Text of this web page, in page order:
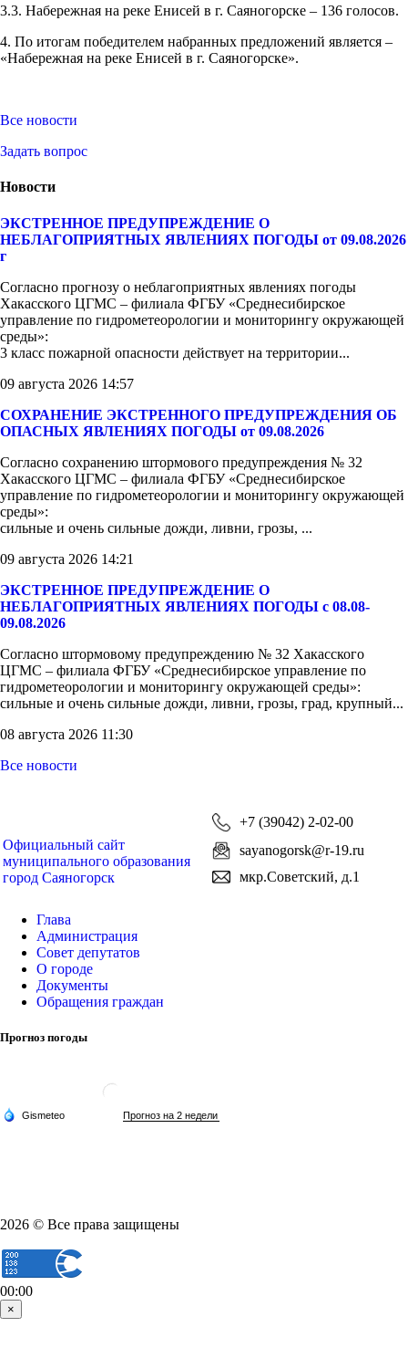
3.3. Набережная на реке Енисей в г. Саяногорске – 136 голосов.
4. По итогам победителем набранных предложений является –
«Набережная на реке Енисей в г. Саяногорске».
Все новости
Задать вопрос
Новости
ЭКСТРЕННОЕ ПРЕДУПРЕЖДЕНИЕ О
НЕБЛАГОПРИЯТНЫХ ЯВЛЕНИЯХ ПОГОДЫ от 09.08.2026
г
Согласно прогнозу о неблагоприятных явлениях погоды
Хакасского ЦГМС – филиала ФГБУ «Среднесибирское
управление по гидрометеорологии и мониторингу окружающей
среды»:
3 класс пожарной опасности действует на территории...
09 августа 2026 14:57
СОХРАНЕНИЕ ЭКСТРЕННОГО ПРЕДУПРЕЖДЕНИЯ ОБ
ОПАСНЫХ ЯВЛЕНИЯХ ПОГОДЫ от 09.08.2026
Согласно сохранению штормового предупреждения № 32
Хакасского ЦГМС – филиала ФГБУ «Среднесибирское
управление по гидрометеорологии и мониторингу окружающей
среды»:
сильные и очень сильные дожди, ливни, грозы, ...
09 августа 2026 14:21
ЭКСТРЕННОЕ ПРЕДУПРЕЖДЕНИЕ О
НЕБЛАГОПРИЯТНЫХ ЯВЛЕНИЯХ ПОГОДЫ с 08.08-
09.08.2026
Согласно штормовому предупреждению № 32 Хакасского
ЦГМС – филиала ФГБУ «Среднесибирское управление по
гидрометеорологии и мониторингу окружающей среды»:
сильные и очень сильные дожди, ливни, грозы, град, крупный...
08 августа 2026 11:30
Все новости
Официальный сайт
муниципального образования
город Саяногорск
+7 (39042) 2-02-00
sayanogorsk@r-19.ru
мкр.Советский, д.1
Глава
Администрация
Совет депутатов
О городе
Документы
Обращения граждан
Прогноз погоды
2026 © Все права защищены
00:00
×